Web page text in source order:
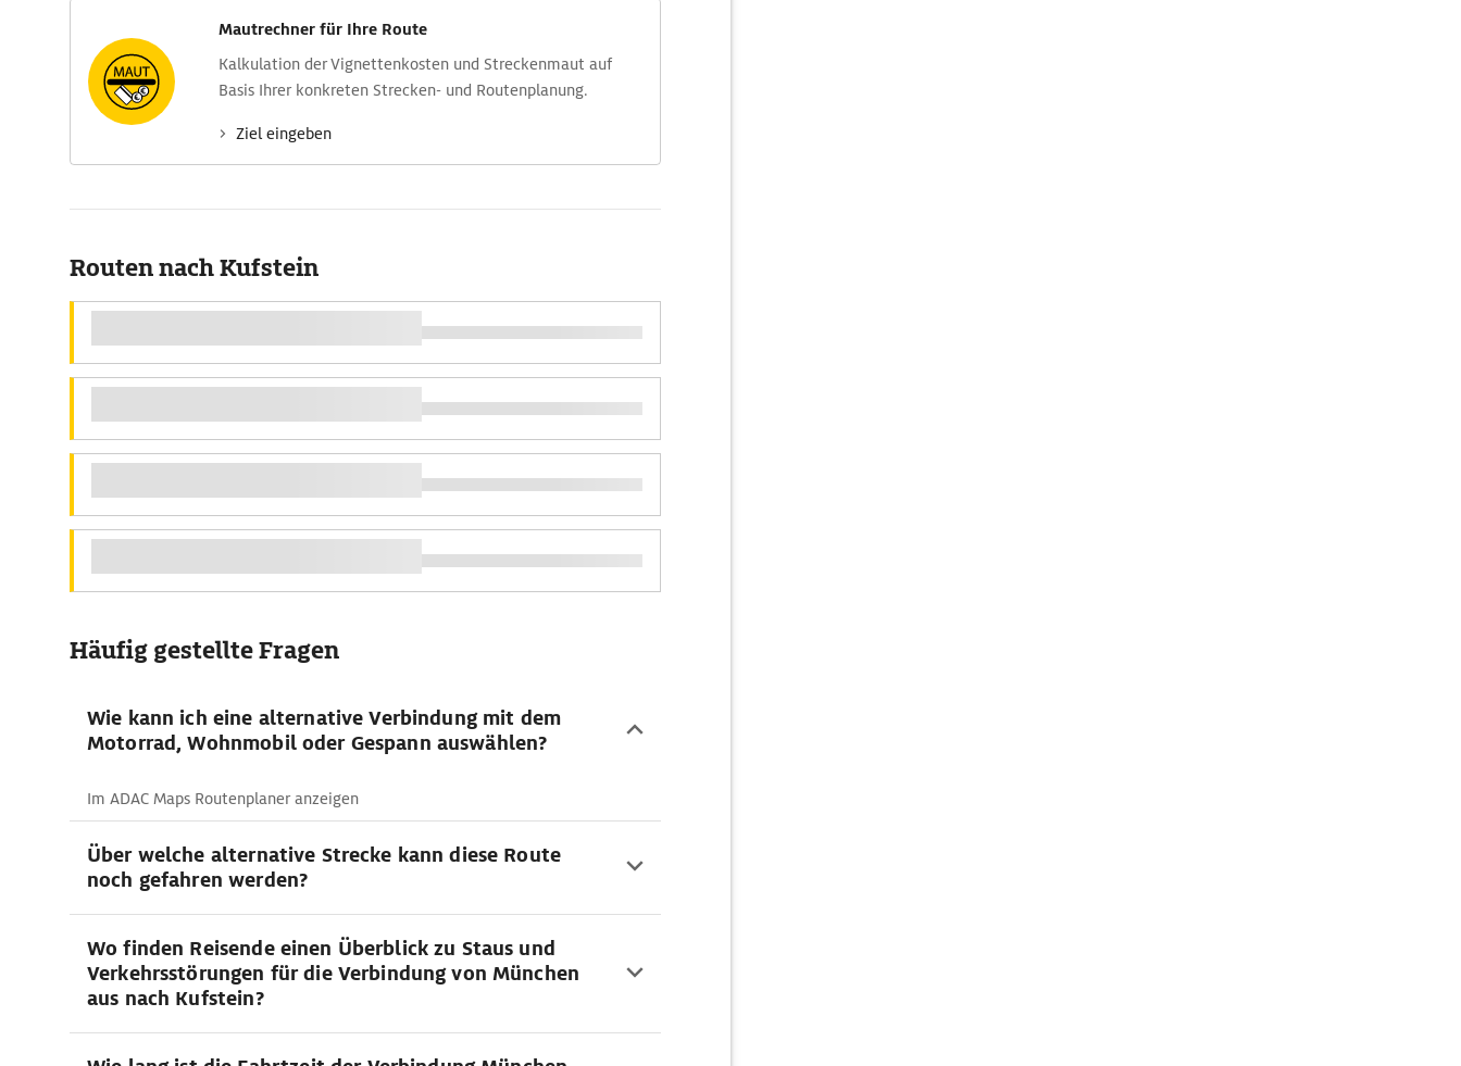
Mautrechner für Ihre Route
Kalkulation der Vignettenkosten und Streckenmaut auf
Basis Ihrer konkreten Strecken- und Routenplanung.
Ziel eingeben
Routen nach Kufstein
Häufig gestellte Fragen
Wie kann ich eine alternative Verbindung mit dem
Motorrad, Wohnmobil oder Gespann auswählen?
Im ADAC Maps Routenplaner anzeigen
Über welche alternative Strecke kann diese Route
noch gefahren werden?
Wo finden Reisende einen Überblick zu Staus und
Verkehrsstörungen für die Verbindung von München
aus nach Kufstein?